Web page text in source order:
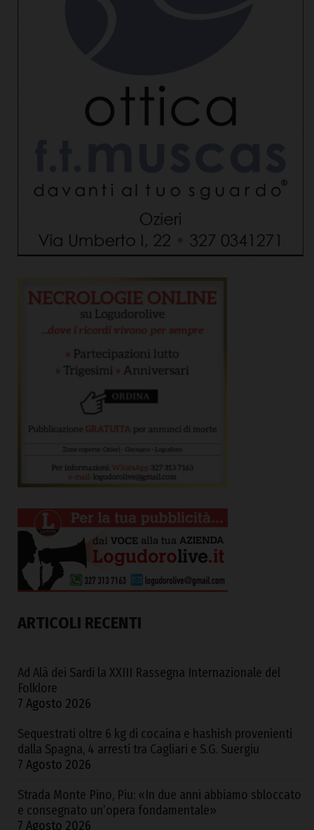
ARTICOLI RECENTI
Ad Alà dei Sardi la XXIII Rassegna Internazionale del
Folklore
7 Agosto 2026
Sequestrati oltre 6 kg di cocaina e hashish provenienti
dalla Spagna, 4 arresti tra Cagliari e S.G. Suergiu
7 Agosto 2026
Strada Monte Pino, Piu: «In due anni abbiamo sbloccato
e consegnato un’opera fondamentale»
7 Agosto 2026